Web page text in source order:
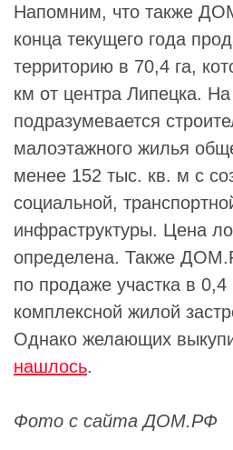
Напомним, что также
конца текущего года
территорию в 70,4 га,
км от центра Липецка. На
подразумевается
малоэтажного жилья
менее 152 тыс. кв. м с
социальной,
инфраструктуры. Цена
определена. Также
по продаже участка в 0,4
комплексной жилой
Однако желающих
нашлось.
Фото с сайта ДОМ.РФ